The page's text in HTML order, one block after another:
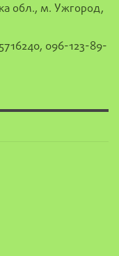
обл., м. Ужгород,
096-123-89-